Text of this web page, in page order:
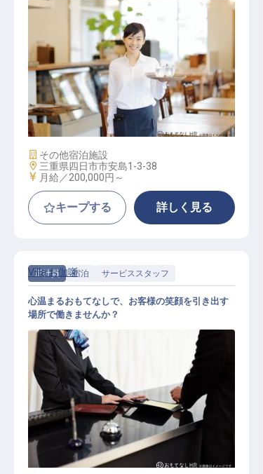
レストランサービス
施設業態
その他宿泊施設
勤務地
三重県四日市市安島1-3-38
給与
月給／200,000円～
キープする 詳しく見る
正社員 宿泊 サービススタッフ
サービス総合職（接客係）
Villa お伽噺
心温まるおもてなしで、お客様の笑顔を引き出す
場所で働きませんか？